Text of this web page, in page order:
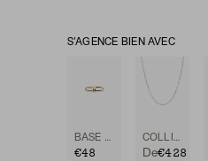
S'AGENCE BIEN AVEC
€48 De€428